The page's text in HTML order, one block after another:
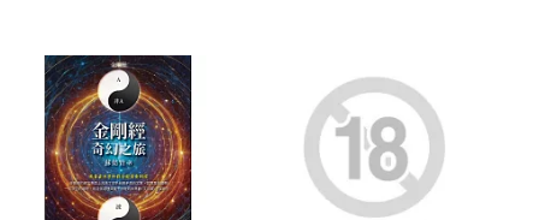
稚野鳥子(30) 金田陽介(30)
海豚傳媒(29) 蘇上豪(29)
三采(186)
尖端(184)
天下文化(174) 悅文社(174)